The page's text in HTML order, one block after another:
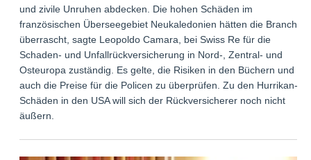
und zivile Unruhen abdecken. Die hohen Schäden im
französischen Überseegebiet Neukaledonien hätten die Branche
überrascht, sagte Leopoldo Camara, bei Swiss Re für die
Schaden- und Unfallrückversicherung in Nord-, Zentral- und
Osteuropa zuständig. Es gelte, die Risiken in den Büchern und
auch die Preise für die Policen zu überprüfen. Zu den Hurrikan-
Schäden in den USA will sich der Rückversicherer noch nicht
äußern.